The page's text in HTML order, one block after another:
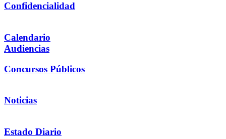
Confidencialidad
Calendario
Audiencias
Concursos Públicos
Noticias
Estado Diario